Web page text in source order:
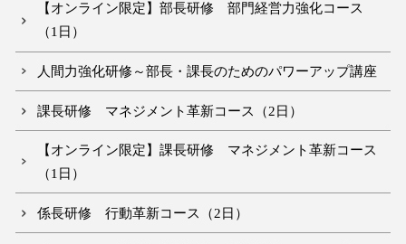
【オンライン限定】部長研修 部門経営力強化コース
（1日）
人間力強化研修～部長・課長のためのパワーアップ講座
課長研修 マネジメント革新コース（2日）
【オンライン限定】課長研修 マネジメント革新コース
（1日）
係長研修 行動革新コース（2日）